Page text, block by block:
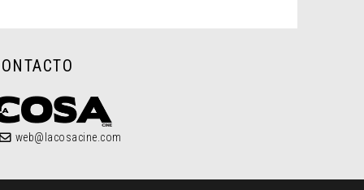
web@lacosacine.com